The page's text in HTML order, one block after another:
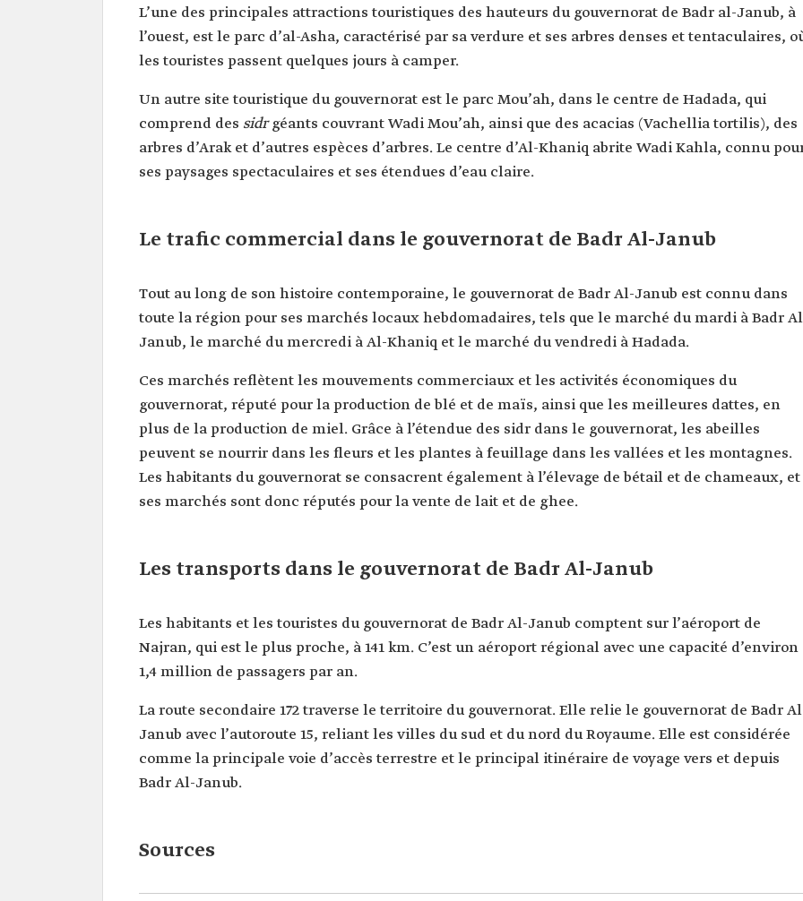
L’une des principales attractions touristiques des hauteurs du gouvernorat de Badr al-Janub, à
l’ouest, est le parc d’al-Asha, caractérisé par sa verdure et ses arbres denses et tentaculaires,
les touristes passent quelques jours à camper.
Un autre site touristique du gouvernorat est le parc Mou’ah, dans le centre de Hadada, qui
comprend des sidrgéants couvrant Wadi Mou’ah, ainsi que des acacias (Vachellia tortilis), des
arbres d’Arak et d’autres espèces d’arbres. Le centre d’Al-Khaniq abrite Wadi Kahla, connu
ses paysages spectaculaires et ses étendues d’eau claire.
Le trafic commercial dans le gouvernorat de Badr Al-Janub
Tout au long de son histoire contemporaine, le gouvernorat de Badr Al-Janub est connu dans
toute la région pour ses marchés locaux hebdomadaires, tels que le marché du mardi à Badr
Janub, le marché du mercredi à Al-Khaniq et le marché du vendredi à Hadada.
Ces marchés reflètent les mouvements commerciaux et les activités économiques du
gouvernorat, réputé pour la production de blé et de maïs, ainsi que les meilleures dattes, en
plus de la production de miel. Grâce à l’étendue des sidr dans le gouvernorat, les abeilles
peuvent se nourrir dans les fleurs et les plantes à feuillage dans les vallées et les montagnes.
Les habitants du gouvernorat se consacrent également à l’élevage de bétail et de chameaux, et
ses marchés sont donc réputés pour la vente de lait et de ghee.
Les transports dans le gouvernorat de Badr Al-Janub
Les habitants et les touristes du gouvernorat de Badr Al-Janub comptent sur l’aéroport de
Najran, qui est le plus proche, à 141 km. C’est un aéroport régional avec une capacité d’environ
1,4 million de passagers par an.
La route secondaire 172 traverse le territoire du gouvernorat. Elle relie le gouvernorat de Badr
Janub avec l’autoroute 15, reliant les villes du sud et du nord du Royaume. Elle est considérée
comme la principale voie d’accès terrestre et le principal itinéraire de voyage vers et depuis
Badr Al-Janub.
Sources